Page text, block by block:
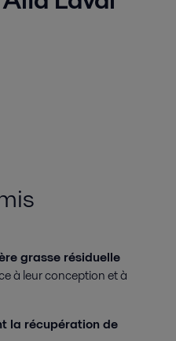
grasse résiduelle
à leur conception et à
la récupération de